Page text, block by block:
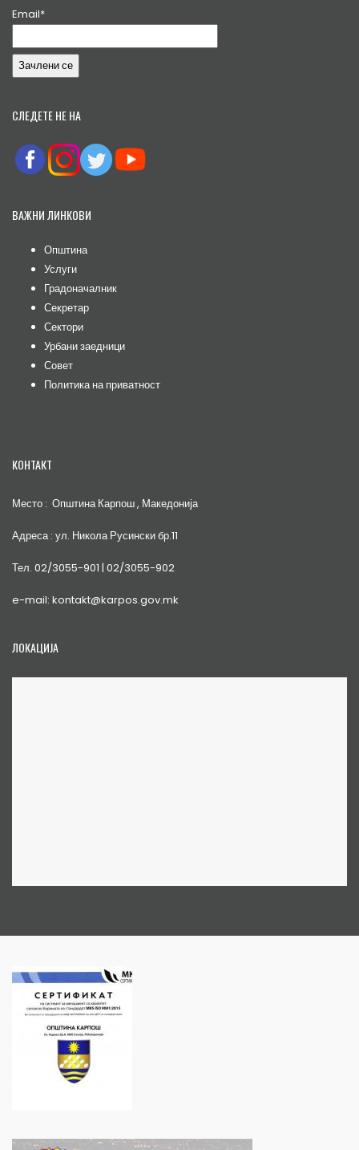
Email*
СЛЕДЕТЕ НЕ НА
ВАЖНИ ЛИНКОВИ
Општина
Услуги
Градоначалник
Секретар
Сектори
Урбани заедници
Совет
Политика на приватност
КОНТАКТ
Место : Општина Карпош , Македонија
Адреса : ул. Никола Русински бр.11
Тел. 02/3055-901 | 02/3055-902
e-mail: kontakt@karpos.gov.mk
ЛОКАЦИЈА